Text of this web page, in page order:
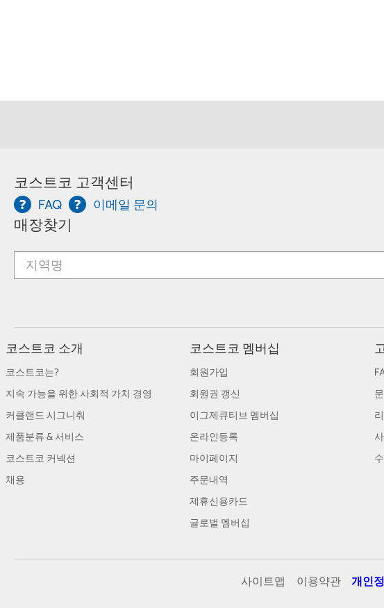
코스트코 고객센터
FAQ 이메일 문의
매장찾기
코스트코 소개
코스트코는?
지속 가능을 위한 사회적 가치 경영
커클랜드 시그니춰
제품분류 & 서비스
코스트코 커넥션
채용
코스트코 멤버십
회원가입
회원권 갱신
이그제큐티브 멤버십
온라인등록
마이페이지
주문내역
제휴신용카드
글로벌 멤버십
사이트맵 이용약관 개인